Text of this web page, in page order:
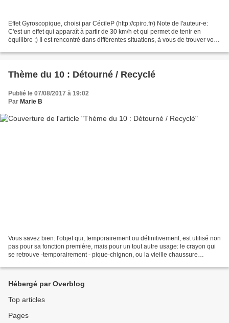
Effet Gyroscopique, choisi par CécileP (http://cpiro.fr/) Note de l'auteur-e:
C'est un effet qui apparaît à partir de 30 km/h et qui permet de tenir en
équilibre ;) Il est rencontré dans différentes situations, à vous de trouver votre
Thème du 10 : Détourné / Recyclé
Publié le 07/08/2017 à 19:02
Par Marie B
Vous savez bien: l'objet qui, temporairement ou définitivement, est utilisé non
pas pour sa fonction première, mais pour un tout autre usage: le crayon qui
se retrouve -temporairement - pique-chignon, ou la vieille chaussure
Hébergé par Overblog
Top articles
Pages